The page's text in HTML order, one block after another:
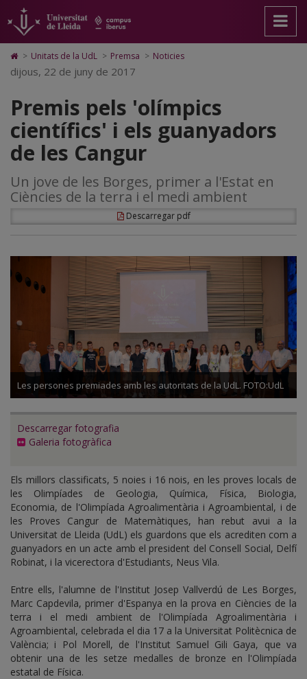
Premis
pels
'olímpics
científics'
els
guanyadors
de
les
pàgina
principal.
Universitat
Lleida
contingut
principal
Mapa
Web.
Universitat
Cerca
Accessibilitat.
Universitat
Lleida
Icono
de
Home
ir
a
la
página
de
inicio
> Unitats de la UdL > Premsa > Noticies
dijous, 22 de juny de 2017
Premis pels 'olímpics
científics' i els guanyadors
de les Cangur
Un jove de les Borges, primer a l'Estat en
Ciències de la terra i el medi ambient
Descarregar pdf
Les persones premiades amb les autoritats de la UdL. FOTO:UdL
Descarregar fotografia
Galeria fotogràfica
Els millors classificats, 5 noies i 16 nois, en les proves locals de
les Olimpíades de Geologia, Química, Física, Biologia,
Economia, de l'Olimpíada Agroalimentària i Agroambiental, i de
les Proves Cangur de Matemàtiques, han rebut avui a la
Universitat de Lleida (UdL) els guardons que els acrediten com a
guanyadors en un acte amb el president del Consell Social, Delfí
Robinat, i la vicerectora d'Estudiants, Neus Vila.
Entre ells, l'alumne de l'Institut Josep Vallverdú de Les Borges,
Marc Capdevila, primer d'Espanya en la prova en Ciències de la
terra i el medi ambient de l'Olimpíada Agroalimentària i
Agroambiental, celebrada el dia 17 a la Universitat Politècnica de
València; i Pol Morell, de l'Institut Samuel Gili Gaya, que va
obtenir una de les setze medalles de bronze en l'Olimpíada
estatal de Física.